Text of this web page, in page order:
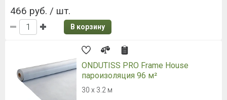
ИЗОСПАН RS армированная паро-
гидроизоляция
1,6х43,75 м, 70 м2